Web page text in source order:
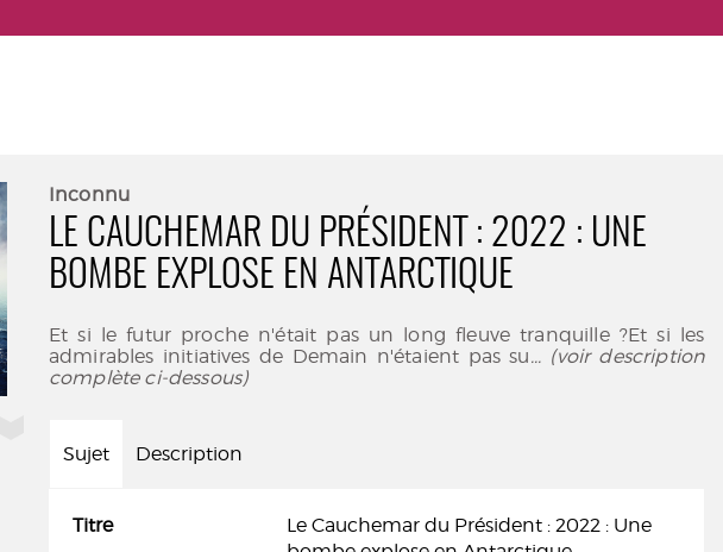
Inconnu
LE CAUCHEMAR DU PRÉSIDENT : 2022 : UNE
BOMBE EXPLOSE EN ANTARCTIQUE
Et si le futur proche n'était pas un long fleuve tranquille ?Et si les
admirables initiatives de Demain n'étaient pas su... (voir description
complète ci-dessous)
Sujet Description
Titre
Le Cauchemar du Président : 2022 : Une